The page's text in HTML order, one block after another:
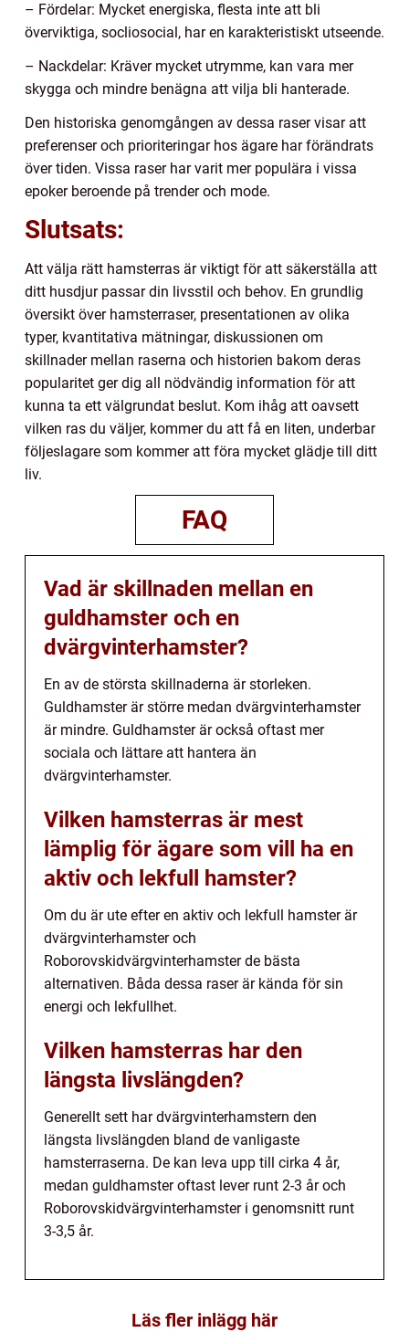
– Fördelar: Mycket energiska, flesta inte att bli
överviktiga, socliosocial, har en karakteristiskt utseende.
– Nackdelar: Kräver mycket utrymme, kan vara mer
skygga och mindre benägna att vilja bli hanterade.
Den historiska genomgången av dessa raser visar att
preferenser och prioriteringar hos ägare har förändrats
över tiden. Vissa raser har varit mer populära i vissa
epoker beroende på trender och mode.
Slutsats:
Att välja rätt hamsterras är viktigt för att säkerställa att
ditt husdjur passar din livsstil och behov. En grundlig
översikt över hamsterraser, presentationen av olika
typer, kvantitativa mätningar, diskussionen om
skillnader mellan raserna och historien bakom deras
popularitet ger dig all nödvändig information för att
kunna ta ett välgrundat beslut. Kom ihåg att oavsett
vilken ras du väljer, kommer du att få en liten, underbar
följeslagare som kommer att föra mycket glädje till ditt
liv.
FAQ
Vad är skillnaden mellan en
guldhamster och en
dvärgvinterhamster?
En av de största skillnaderna är storleken.
Guldhamster är större medan dvärgvinterhamster
är mindre. Guldhamster är också oftast mer
sociala och lättare att hantera än
dvärgvinterhamster.
Vilken hamsterras är mest
lämplig för ägare som vill ha en
aktiv och lekfull hamster?
Om du är ute efter en aktiv och lekfull hamster är
dvärgvinterhamster och
Roborovskidvärgvinterhamster de bästa
alternativen. Båda dessa raser är kända för sin
energi och lekfullhet.
Vilken hamsterras har den
längsta livslängden?
Generellt sett har dvärgvinterhamstern den
längsta livslängden bland de vanligaste
hamsterraserna. De kan leva upp till cirka 4 år,
medan guldhamster oftast lever runt 2-3 år och
Roborovskidvärgvinterhamster i genomsnitt runt
3-3,5 år.
Läs fler inlägg här